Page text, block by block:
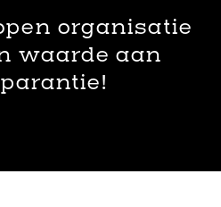
organisatie
waarde aan